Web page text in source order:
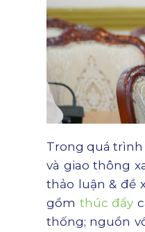
Trong quá trình
và giao thông
thảo luận & đề
gồm thúc đẩy
thống; nguồn